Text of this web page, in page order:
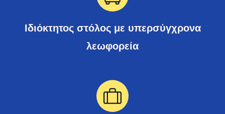
Ιδιόκτητος στόλος με υπερσύγχρονα
λεωφορεία